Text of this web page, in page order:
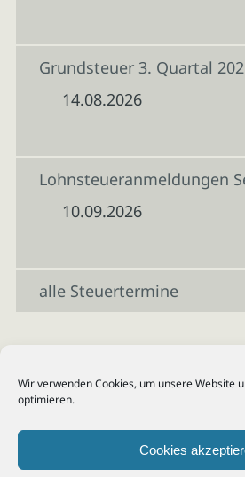
Wir verwenden Cookies, um unsere Website
optimieren.
Cookies
Grundsteuer 3. Quartal
14.08.2026
Lohnsteueranmeldungen
10.09.2026
alle Steuertermine